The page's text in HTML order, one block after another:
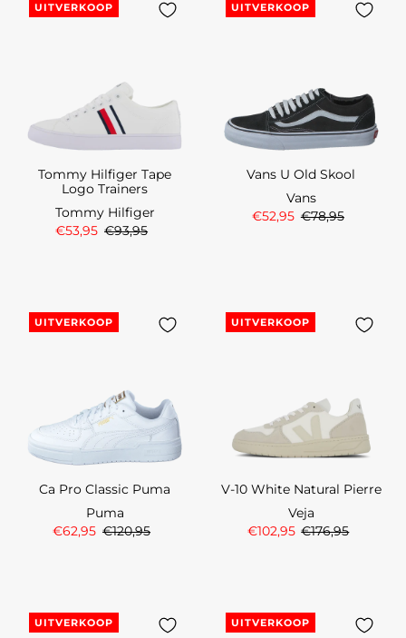
UITVERKOOP
Tommy Hilfiger Tape
Logo Trainers
Tommy Hilfiger
€53,95 €93,95
UITVERKOOP
Vans U Old Skool
Vans
€52,95 €78,95
UITVERKOOP
Ca Pro Classic Puma
Puma
€62,95 €120,95
UITVERKOOP
V-10 White Natural Pierre
Veja
€102,95 €176,95
UITVERKOOP UITVERKOOP